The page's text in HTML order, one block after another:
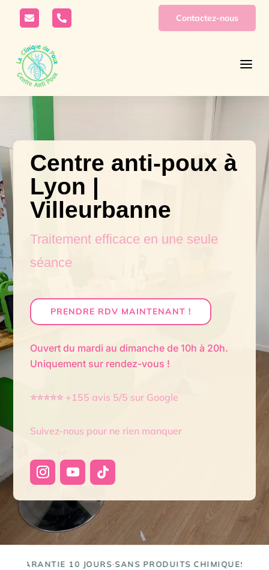
  Contactez-nous
a
Centre anti-poux à
Lyon |
Villeurbanne
Traitement efficace en une seule
séance
PRENDRE RDV MAINTENANT !
Ouvert du mardi au dimanche de 10h à 20h.
Uniquement sur rendez-vous !
⭐⭐⭐⭐⭐ +155 avis 5/5 sur Google
Suivez-nous pour ne rien manquer
10 JOURS·SANS PRODUITS CHIMIQUES·+155 AVIS 5/